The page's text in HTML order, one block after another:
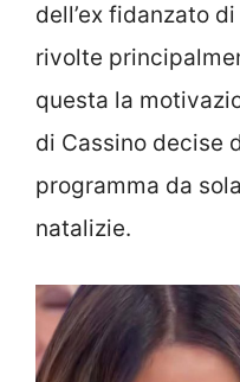
dell’ex fidanzato
rivolte
questa la
di Cassino decise
programma da
natalizie.